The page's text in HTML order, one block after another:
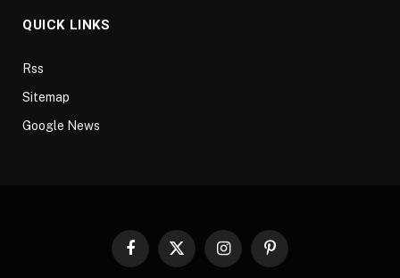
QUICK LINKS
Rss
Sitemap
Google News
Facebook
X
InstagramPinterest